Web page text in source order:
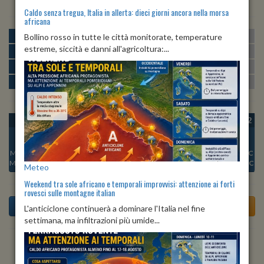
MATTINA min:21º max:28º U:57%
POMERIGGIO min:29º max:30º
SERA min: 25º max:31º U:56%-78%
NOTTE min:21º max:23º U:84%
OGGI
Min:
24°C
Max:31°C
VEN 07
Min:
24°C
Max:31°C
SAB 08
Min:24°C
Max:30°C
DOM 09
Min:24°C
Max:30°C
LUN 10
Min:
24°C
Max:30°C
MAR 11
Min:25°C
Max:31°C
MER 12
Min:
24°C
Max:30°C
Previsioni del Tempo a Aglientu tra 5 giorni
Caldo senza tregua, Italia in allerta: dieci giorni ancora nella morsa
africana
Bollino rosso in tutte le città monitorate, temperature
estreme, siccità e danni all'agricoltura:...
Meteo
Weekend tra sole africano e temporali improvvisi: attenzione ai forti
rovesci sulle montagne italian
L'anticiclone continuerà a dominare l'Italia nel fine
settimana, ma infiltrazioni più umide...